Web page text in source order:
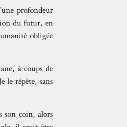
profondeur
du futur, en
obligée
à coups de
le répète, sans
son coin, alors